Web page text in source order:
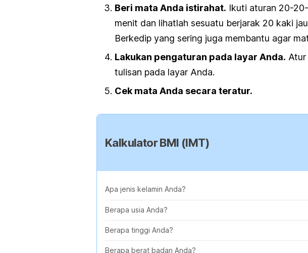
Beri mata Anda istirahat. Ikuti aturan 20-
menit dan lihatlah sesuatu berjarak 20 kaki
Berkedip yang sering juga membantu agar
Lakukan pengaturan pada layar Anda. Atur
tulisan pada layar Anda.
Cek mata Anda secara teratur.
Kalkulator BMI (IMT)
Apa jenis kelamin Anda?
Berapa usia Anda?
Berapa tinggi Anda?
Berapa berat badan Anda?